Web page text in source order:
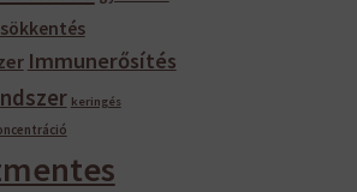
Immunerősítés
keringés